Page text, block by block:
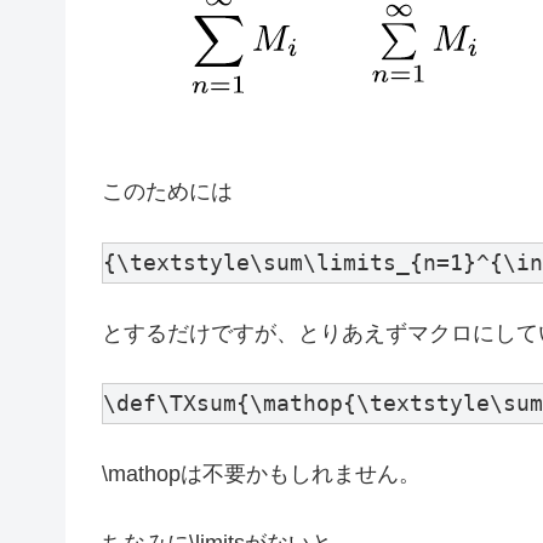
このためには
とするだけですが、とりあえずマクロにし
\mathopは不要かもしれません。